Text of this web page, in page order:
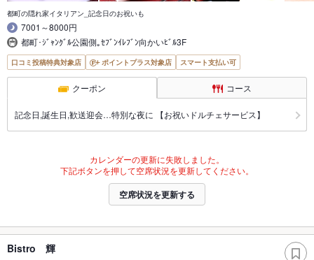
都町の隠れ家イタリアン_記念日のお祝いも
7001～8000円
都町･ｼﾞｬﾝｸﾞﾙ公園側｡ｾﾌﾞﾝｲﾚﾌﾞﾝ向かいﾋﾞﾙ3F
口コミ投稿特典対象店 ポイントプラス対象店 スマート支払い可
クーポン コース
記念日,誕生日,歓送迎会…特別な夜に 【お祝いドルチェサービス】
カレンダーの更新に失敗しました。
下記ボタンを押して空席状況を更新してください。
空席状況を更新する
Bistro 輝